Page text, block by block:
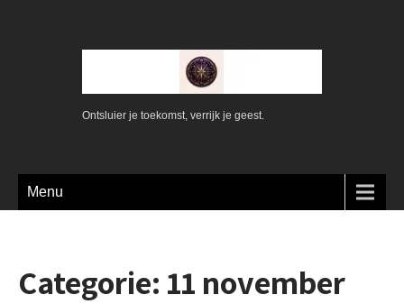
Ontsluier je toekomst, verrijk je geest.
Menu
Categorie: 11 november